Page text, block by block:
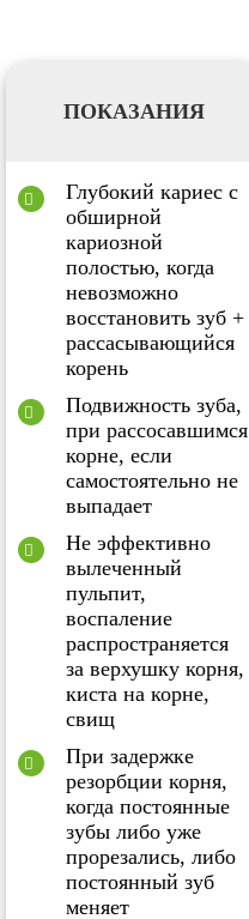
ПОКАЗАНИЯ
Глубокий кариес с
обширной
кариозной
полостью, когда
невозможно
восстановить зуб +
рассасывающийся
корень
Подвижность зуба,
при рассосавшимся
корне, если
самостоятельно не
выпадает
Не эффективно
вылеченный
пульпит,
воспаление
распространяется
за верхушку корня,
киста на корне,
свищ
При задержке
резорбции корня,
когда постоянные
зубы либо уже
прорезались, либо
постоянный зуб
меняет